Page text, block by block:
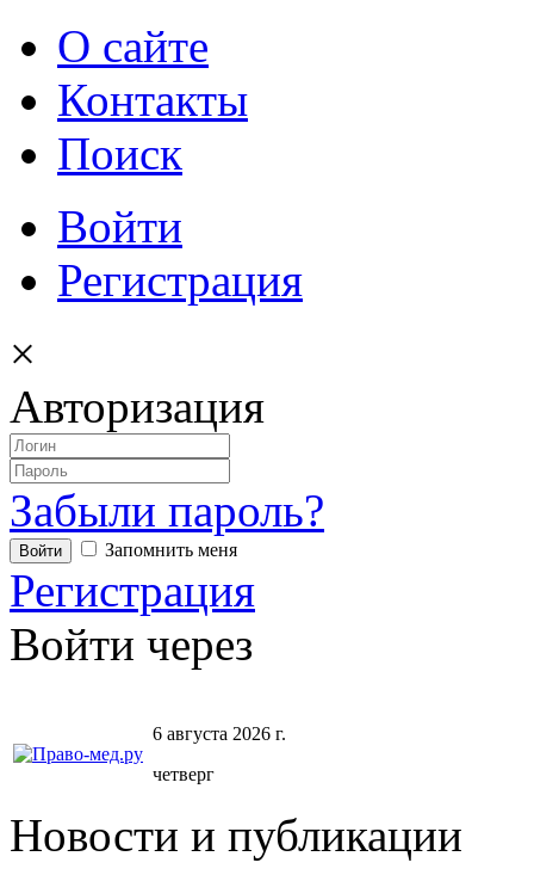
О сайте
Контакты
Поиск
Войти
Регистрация
×
Авторизация
Забыли пароль?
Запомнить меня
Регистрация
Войти через
6 августа 2026 г.
четверг
Новости и публикации